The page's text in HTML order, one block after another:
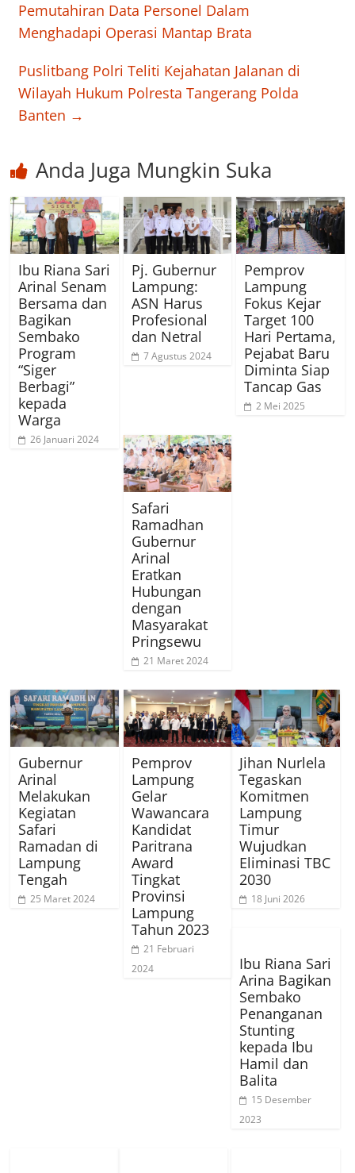
Pemutahiran Data Personel Dalam
Menghadapi Operasi Mantap Brata
Puslitbang Polri Teliti Kejahatan Jalanan di
Wilayah Hukum Polresta Tangerang Polda
Banten →
Anda Juga Mungkin Suka
Ibu Riana Sari
Arinal Senam
Bersama dan
Bagikan
Sembako
Program
“Siger
Berbagi”
kepada
Warga
26 Januari 2024
Pj. Gubernur
Lampung:
ASN Harus
Profesional
dan Netral
7 Agustus 2024
Pemprov
Lampung
Fokus Kejar
Target 100
Hari Pertama,
Pejabat Baru
Diminta Siap
Tancap Gas
2 Mei 2025
Safari
Ramadhan
Gubernur
Arinal
Eratkan
Hubungan
dengan
Masyarakat
Pringsewu
21 Maret 2024
Gubernur
Arinal
Melakukan
Kegiatan
Safari
Ramadan di
Lampung
Tengah
25 Maret 2024
Pemprov
Lampung
Gelar
Wawancara
Kandidat
Paritrana
Award
Tingkat
Provinsi
Lampung
Tahun 2023
21 Februari
2024
Jihan Nurlela
Tegaskan
Komitmen
Lampung
Timur
Wujudkan
Eliminasi TBC
2030
18 Juni 2026
Ibu Riana Sari
Arina Bagikan
Sembako
Penanganan
Stunting
kepada Ibu
Hamil dan
Balita
15 Desember
2023